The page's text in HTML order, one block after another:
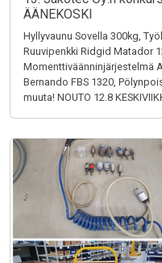
ÄÄNEKOSKI
Hyllyvaunu Sovella 300kg,
Ruuvipenkki Ridgid Matador
Momenttiväänninjärjestelmä
Bernando FBS 1320,
muuta! NOUTO 12.8